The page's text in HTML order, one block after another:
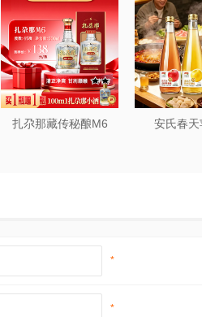
于肉制品
营理念，坚
。选择我
工热忱欢
扎尕那藏传秘酿M6 安氏春天
*
*